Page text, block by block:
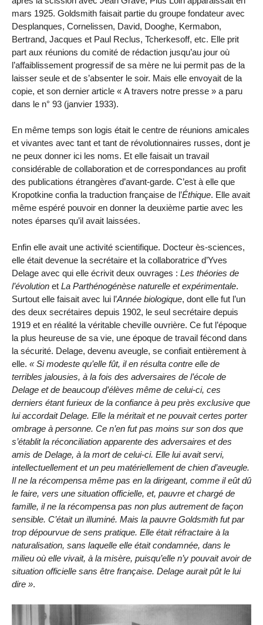
mars 1925. Goldsmith faisait partie du groupe fondateur avec
Desplanques, Cornelissen, David, Dooghe, Kermabon,
Bertrand, Jacques et Paul Reclus, Tcherkesoff, etc. Elle prit
part aux réunions du comité de rédaction jusqu’au jour où
l’affaiblissement progressif de sa mère ne lui permit pas de la
laisser seule et de s’absenter le soir. Mais elle envoyait de la
copie, et son dernier article « A travers notre presse » a paru
dans le n° 93 (janvier 1933).
En même temps son logis était le centre de réunions amicales
et vivantes avec tant et tant de révolutionnaires russes, dont je
ne peux donner ici les noms. Et elle faisait un travail
considérable de collaboration et de correspondances au profit
des publications étrangères d’avant-garde. C’est à elle que
Kropotkine confia la traduction française de l’Éthique. Elle avait
même espéré pouvoir en donner la deuxième partie avec les
notes éparses qu’il avait laissées.
Enfin elle avait une activité scientifique. Docteur ès-sciences,
elle était devenue la secrétaire et la collaboratrice d’Yves
Delage avec qui elle écrivit deux ouvrages : Les théories de
l’évolution et La Parthénogénèse naturelle et expérimentale.
Surtout elle faisait avec lui l’Année biologique, dont elle fut l’un
des deux secrétaires depuis 1902, le seul secrétaire depuis
1919 et en réalité la véritable cheville ouvrière. Ce fut l’époque
la plus heureuse de sa vie, une époque de travail fécond dans
la sécurité. Delage, devenu aveugle, se confiait entièrement à
elle.
Si modeste qu’elle fût, il en résulta contre elle de
terribles jalousies, à la fois des adversaires de l’école de
Delage et de beaucoup d’élèves même de celui-ci, ces
derniers étant furieux de la confiance à peu près exclusive que
lui accordait Delage. Elle la méritait et ne pouvait certes porter
ombrage à personne. Ce n’en fut pas moins sur son dos que
s’établit la réconciliation apparente des adversaires et des
amis de Delage, à la mort de celui-ci. Elle lui avait servi,
intellectuellement et un peu matériellement de chien d’aveugle.
Il ne la récompensa même pas en la dirigeant, comme il eût dû
le faire, vers une situation officielle, et, pauvre et chargé de
famille, il ne la récompensa pas non plus autrement de façon
sensible. C’était un illuminé. Mais la pauvre Goldsmith fut par
trop dépourvue de sens pratique. Elle était réfractaire à la
naturalisation, sans laquelle elle était condamnée, dans le
milieu où elle vivait, à la misère, puisqu’elle n’y pouvait avoir de
situation officielle sans être française. Delage aurait pût le lui
dire
.